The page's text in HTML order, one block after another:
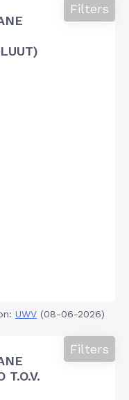
Filters
UWV (08-06-2026)
T.O.V.
Filters